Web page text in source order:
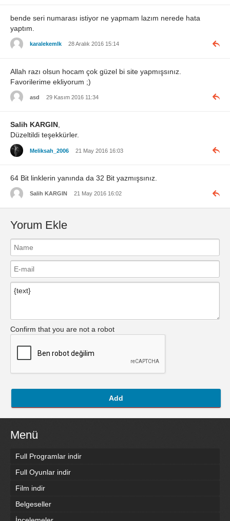
bende seri numarası istiyor ne yapmam lazım nerede hata
yaptım.
karalekemlk 28 Aralık 2016 15:14
Allah razı olsun hocam çok güzel bi site yapmışsınız.
Favorilerime ekliyorum ;)
asd 29 Kasım 2016 11:34
Salih KARGIN,
Düzeltildi teşekkürler.
Meliksah_2006 21 May 2016 16:03
64 Bit linklerin yanında da 32 Bit yazmışsınız.
Salih KARGIN 21 May 2016 16:02
Yorum Ekle
Confirm that you are not a robot
Add
Menü
Full Programlar indir
Full Oyunlar indir
Film indir
Belgeseller